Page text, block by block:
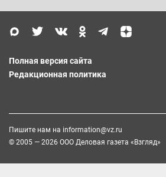
Полная версия сайта
Редакционная политика
Пишите нам на information@vz.ru
© 2005 — 2026 ООО Деловая газета «Взгляд»